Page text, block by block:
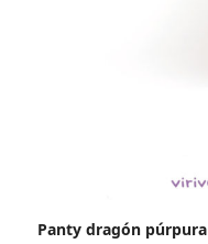
Panty dragón púrpura